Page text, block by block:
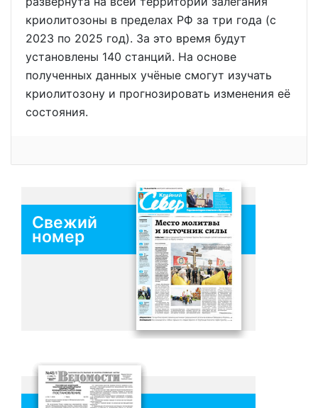
криолитозоны в пределах РФ за три года (с
2023 по 2025 год). За это время будут
установлены 140 станций. На основе
полученных данных учёные смогут изучать
криолитозону и прогнозировать изменения её
состояния.
Свежий
номер